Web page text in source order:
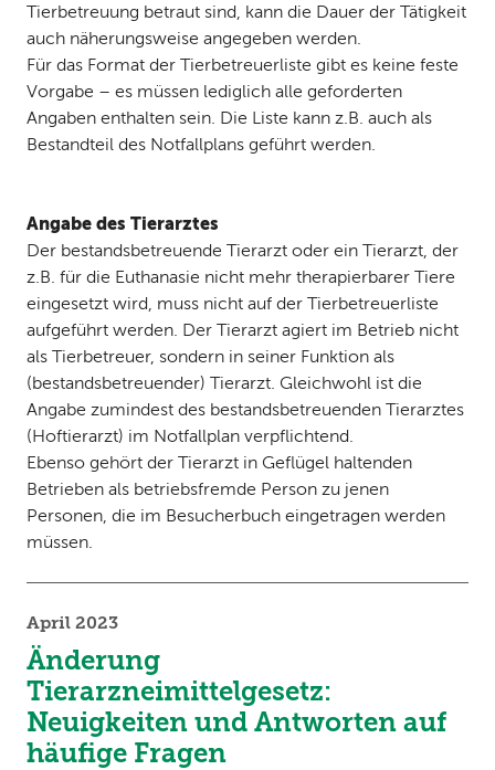
Tierbetreuung betraut sind, kann die Dauer der Tätigkeit
auch näherungsweise angegeben werden.
Für das Format der Tierbetreuerliste gibt es keine feste
Vorgabe – es müssen lediglich alle geforderten
Angaben enthalten sein. Die Liste kann z.B. auch als
Bestandteil des Notfallplans geführt werden.
Angabe des Tierarztes
Der bestandsbetreuende Tierarzt oder ein Tierarzt, der
z.B. für die Euthanasie nicht mehr therapierbarer Tiere
eingesetzt wird, muss nicht auf der Tierbetreuerliste
aufgeführt werden. Der Tierarzt agiert im Betrieb nicht
als Tierbetreuer, sondern in seiner Funktion als
(bestandsbetreuender) Tierarzt. Gleichwohl ist die
Angabe zumindest des bestandsbetreuenden Tierarztes
(Hoftierarzt) im Notfallplan verpflichtend.
Ebenso gehört der Tierarzt in Geflügel haltenden
Betrieben als betriebsfremde Person zu jenen
Personen, die im Besucherbuch eingetragen werden
müssen.
April 2023
Änderung
Tierarzneimittelgesetz:
Neuigkeiten und Antworten auf
häufige Fragen